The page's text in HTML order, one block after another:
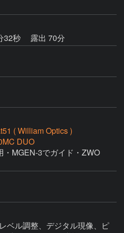
32秒
露出 70分
( William Optics )
DUO
・MGEN-3でガイド・ZWO
ベル調整、デジタル現像、ピ